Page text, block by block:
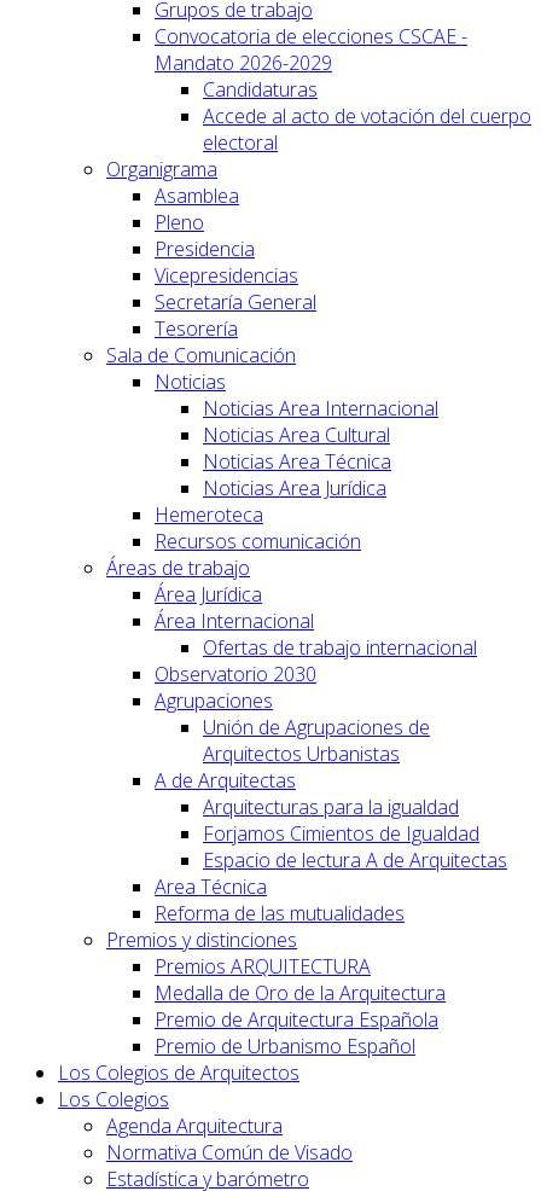
Grupos de trabajo
Convocatoria de elecciones CSCAE -
Mandato 2026-2029
Candidaturas
Accede al acto de votación del cuerpo
electoral
Organigrama
Asamblea
Pleno
Presidencia
Vicepresidencias
Secretaría General
Tesorería
Sala de Comunicación
Noticias
Noticias Area Internacional
Noticias Area Cultural
Noticias Area Técnica
Noticias Area Jurídica
Hemeroteca
Recursos comunicación
Áreas de trabajo
Área Jurídica
Área Internacional
Ofertas de trabajo internacional
Observatorio 2030
Agrupaciones
Unión de Agrupaciones de
Arquitectos Urbanistas
A de Arquitectas
Arquitecturas para la igualdad
Forjamos Cimientos de Igualdad
Espacio de lectura A de Arquitectas
Area Técnica
Reforma de las mutualidades
Premios y distinciones
Premios ARQUITECTURA
Medalla de Oro de la Arquitectura
Premio de Arquitectura Española
Premio de Urbanismo Español
Los Colegios de Arquitectos
Los Colegios
Agenda Arquitectura
Normativa Común de Visado
Estadística y barómetro